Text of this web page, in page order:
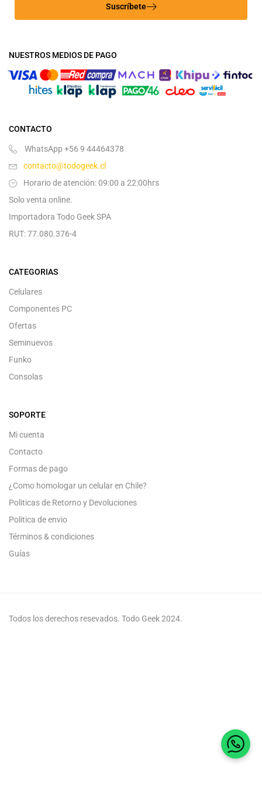
Suscríbete
NUESTROS MEDIOS DE PAGO
CONTACTO
WhatsApp +56 9 44464378
contacto@todogeek.cl
Horario de atención: 09:00 a 22:00hrs
Solo venta online.
Importadora Todo Geek SPA
RUT: 77.080.376-4
CATEGORIAS
Celulares
Componentes PC
Ofertas
Seminuevos
Funko
Consolas
SOPORTE
Mi cuenta
Contacto
Formas de pago
¿Como homologar un celular en Chile?
Politicas de Retorno y Devoluciones
Politica de envio
Términos & condiciones
Guías
Todos los derechos resevados. Todo Geek 2024.
Habla